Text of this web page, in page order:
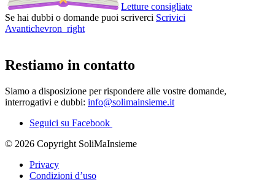
Letture consigliate
Se hai dubbi o domande puoi scriverci Scrivici
Avantichevron_right
Restiamo in contatto
Siamo a disposizione per rispondere alle vostre domande,
interrogativi e dubbi: info@solimainsieme.it
Seguici su Facebook
© 2026 Copyright SoliMaInsieme
Privacy
Condizioni d’uso